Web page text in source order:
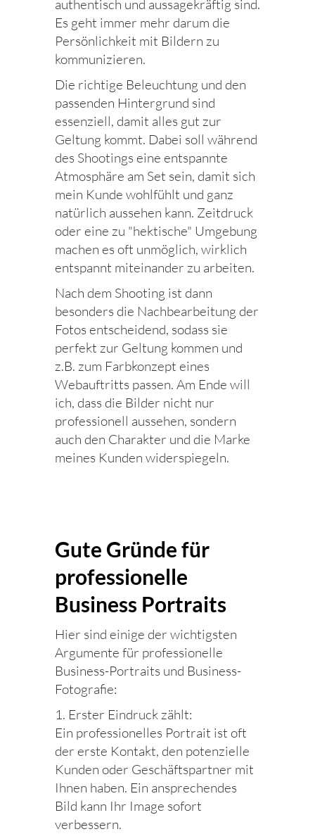
authentisch und aussagekräftig sind.
Es geht immer mehr darum die
Persönlichkeit mit Bildern zu
kommunizieren.
Die richtige Beleuchtung und den
passenden Hintergrund sind
essenziell, damit alles gut zur
Geltung kommt. Dabei soll während
des Shootings eine entspannte
Atmosphäre am Set sein, damit sich
mein Kunde wohlfühlt und ganz
natürlich aussehen kann. Zeitdruck
oder eine zu "hektische" Umgebung
machen es oft unmöglich, wirklich
entspannt miteinander zu arbeiten.
Nach dem Shooting ist dann
besonders die Nachbearbeitung der
Fotos entscheidend, sodass sie
perfekt zur Geltung kommen und
z.B. zum Farbkonzept eines
Webauftritts passen. Am Ende will
ich, dass die Bilder nicht nur
professionell aussehen, sondern
auch den Charakter und die Marke
meines Kunden widerspiegeln.
Gute Gründe für
professionelle
Business Portraits
Hier sind einige der wichtigsten
Argumente für professionelle
Business-Portraits und Business-
Fotografie:
1. Erster Eindruck zählt:
Ein professionelles Portrait ist oft
der erste Kontakt, den potenzielle
Kunden oder Geschäftspartner mit
Ihnen haben. Ein ansprechendes
Bild kann Ihr Image sofort
verbessern.